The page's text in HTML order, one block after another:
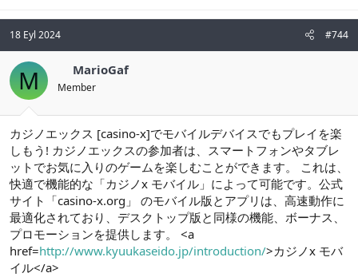
18 Eyl 2024 #744
M MarioGaf
Member
カジノエックス [casino-x]でモバイルデバイスでもプレイを楽
しもう! カジノエックスの参加者は、スマートフォンやタブレ
ットでお気に入りのゲームを楽しむことができます。 これは、
快適で機能的な「カジノx モバイル」によって可能です。公式
サイト「casino-x.org」 のモバイル版とアプリは、高速動作に
最適化されており、デスクトップ版と同様の機能、ボーナス、
プロモーションを提供します。 <a
href=http://www.kyuukaseido.jp/introduction/>カジノx モバ
イル</a>